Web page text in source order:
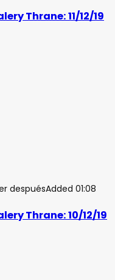
Thrane: 11/12/19
despuésAdded 01:08
Thrane: 10/12/19